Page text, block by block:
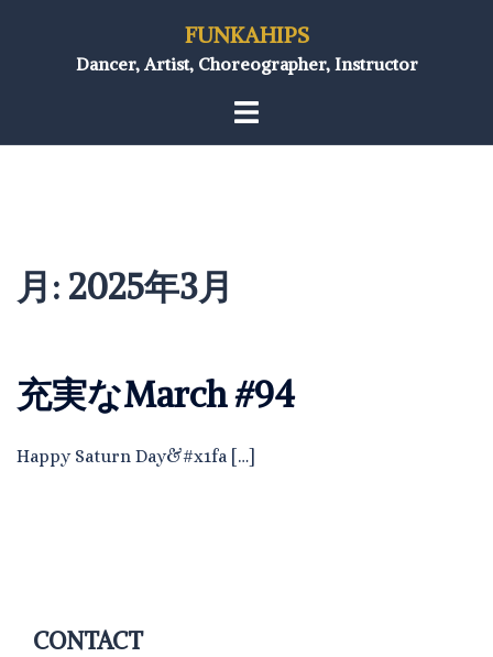
FUNKAHIPS
Dancer, Artist, Choreographer, Instructor
月: 2025年3月
充実なMarch #94
Happy Saturn Day&#x1fa […]
CONTACT